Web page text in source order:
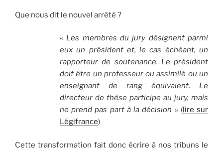
Que nous dit le nouvel arrêté ?
« Les membres du jury désignent parmi
eux un président et, le cas échéant, un
rapporteur de soutenance. Le président
doit être un professeur ou assimilé ou un
enseignant de rang équivalent. Le
directeur de thèse participe au jury, mais
ne prend pas part à la décision » (lire sur
Légifrance)
Cette transformation fait donc écrire à nos tribuns le